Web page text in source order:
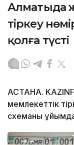
Алматыда
тіркеу
қолға түсті
АСТАНА.
мемлекеттік
схеманың